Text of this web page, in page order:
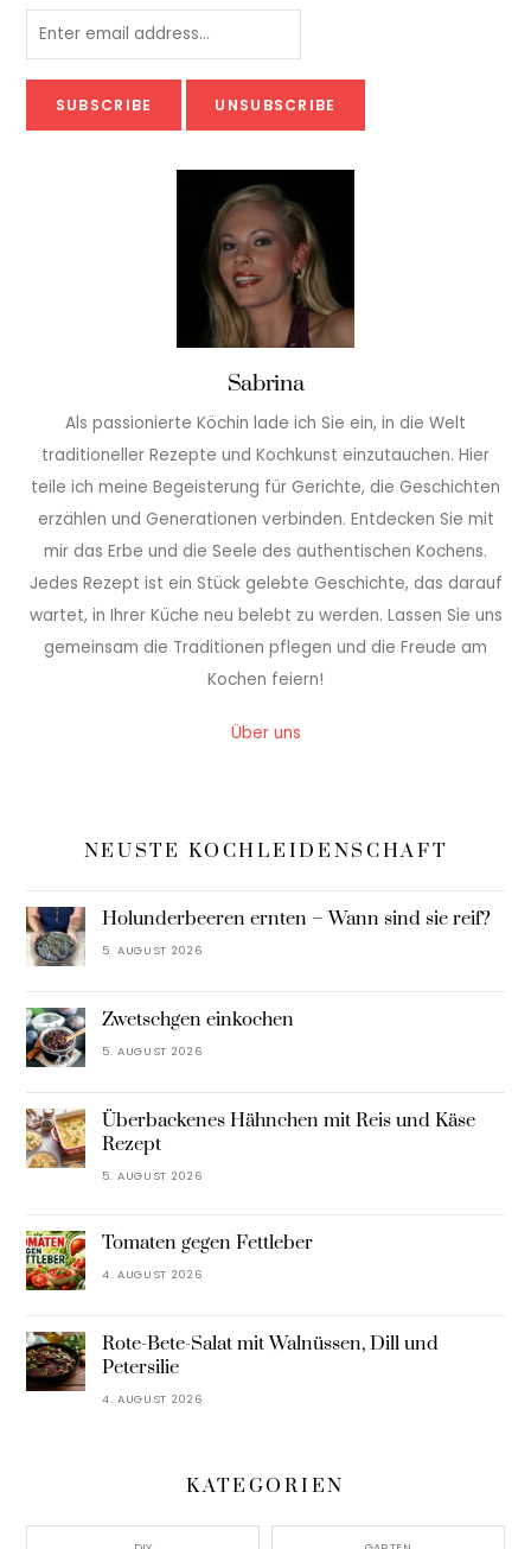
Sabrina
Als passionierte Köchin lade ich Sie ein, in die Welt
traditioneller Rezepte und Kochkunst einzutauchen. Hier
teile ich meine Begeisterung für Gerichte, die Geschichten
erzählen und Generationen verbinden. Entdecken Sie mit
mir das Erbe und die Seele des authentischen Kochens.
Jedes Rezept ist ein Stück gelebte Geschichte, das darauf
wartet, in Ihrer Küche neu belebt zu werden. Lassen Sie uns
gemeinsam die Traditionen pflegen und die Freude am
Kochen feiern!
Über uns
NEUSTE KOCHLEIDENSCHAFT
Holunderbeeren ernten – Wann sind sie reif?
5. AUGUST 2026
Zwetschgen einkochen
5. AUGUST 2026
Überbackenes Hähnchen mit Reis und Käse
Rezept
5. AUGUST 2026
Tomaten gegen Fettleber
4. AUGUST 2026
Rote-Bete-Salat mit Walnüssen, Dill und
Petersilie
4. AUGUST 2026
KATEGORIEN